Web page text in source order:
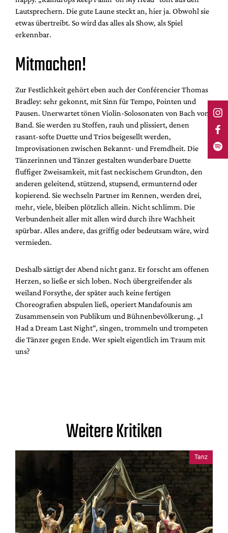
Lautsprechern. Die gute Laune steckt an, hier ja. Obwohl sie
etwas übertreibt. So wird das alles als Show, als Spiel
erkennbar.
Mitmachen!
Zur Festlichkeit gehört eben auch der Conférencier Thomas
Bradley: sehr gekonnt, mit Sinn für Tempo, Pointen und
Pausen. Unerwartet tönen Violin-Solosonaten von Bach vom
Band. Sie werden zu Stoffen, rauh und plissiert, denen
rasant-softe Duette und Trios beigesellt werden,
Improvisationen zwischen Bekannt- und Fremdheit. Die
Tänzerinnen und Tänzer gestalten wunderbare Duette
fluffiger Zweisamkeit, mit fast neckischem Grundton, den
anderen geleitend, stützend, stupsend, ermunternd oder
kopierend. Sie wechseln Partner im Rennen, werden drei,
mehr, viele, bleiben plötzlich allein. Nicht schlimm. Die
Verbundenheit aller mit allen wird durch ihre Wachheit
spürbar. Alles andere, das griffig oder bedeutsam wäre, wird
vermieden.
Deshalb sättigt der Abend nicht ganz. Er forscht am offenen
Herzen, so ließe er sich loben. Noch übergreifender als
weiland Forsythe, der später auch keine fertigen
Choreografien abspulen ließ, operiert Mandafounis am
Zusammensein von Publikum und Bühnenbevölkerung. „I
Had a Dream Last Night“, singen, trommeln und trompeten
die Tänzer gegen Ende. Wer spielt eigentlich im Traum mit
uns?
Weitere Kritiken
Tanz